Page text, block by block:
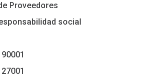
Proveedores
social